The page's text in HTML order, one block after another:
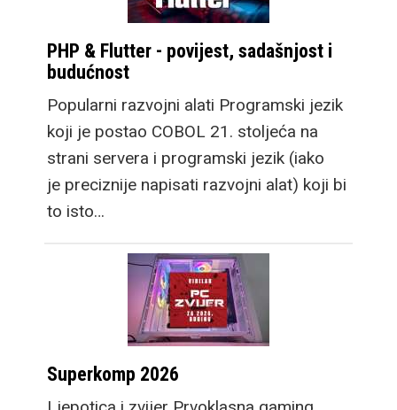
PHP & Flutter - povijest, sadašnjost i
budućnost
Popularni razvojni alati Programski jezik
koji je postao COBOL 21. stoljeća na
strani servera i programski jezik (iako
je preciznije napisati razvojni alat) koji bi
to isto…
Superkomp 2026